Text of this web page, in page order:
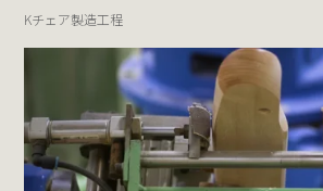
Kチェア製造工程